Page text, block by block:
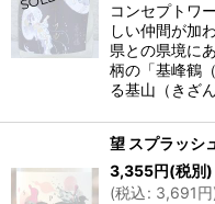
コンセプトワ
しい仲間が加
県との県境に
柄の「基峰鶴
る基山（きざ
望 スプラッシ
3,355円(税別)
(税込: 3,691円